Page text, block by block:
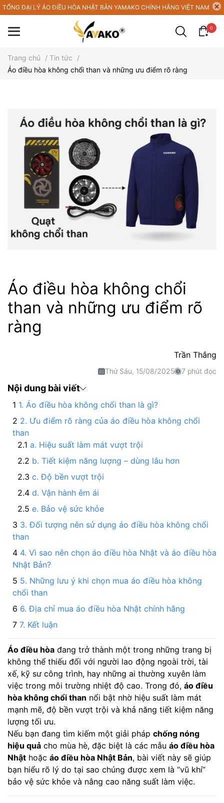
TỔNG ĐẠI LÝ ÁO ĐIỀU HÒA NHẬT BẢN YAMAKO CHÍNH HÃNG VIỆT NAM
0
Trang chủ / Tin tức
/
Áo điều hòa không chổi than và những ưu điểm rõ ràng
Áo điều hòa không chổi
than và những ưu điểm rõ
ràng
Trần Thắng
Thứ Sáu, 15/08/2025 7 phút đọc
Nội dung bài viết
1. Áo điều hòa không chổi than là gì?
2. Ưu điểm rõ ràng của áo điều hòa không chổi
than
a. Hiệu suất làm mát vượt trội
b. Tiết kiệm năng lượng – dùng lâu hơn
c. Độ bền vượt trội
d. Vận hành êm ái
e. Bảo vệ sức khỏe
3. Đối tượng nên sử dụng áo điều hòa không chổi
than
4. Vì sao nên chọn áo điều hòa Nhật và áo điều hòa
Nhật Bản?
5. Những lưu ý khi chọn mua áo điều hòa không
chổi than
6. Địa chỉ mua áo điều hòa Nhật chính hãng
7. Kết luận
Áo điều hòa đang trở thành một trong những trang bị
không thể thiếu đối với người lao động ngoài trời, tài
xế, kỹ sư công trình, hay những ai thường xuyên làm
việc trong môi trường nhiệt độ cao. Trong đó, áo điều
hòa không chổi than nổi bật nhờ hiệu suất làm mát
mạnh mẽ, độ bền vượt trội và khả năng tiết kiệm năng
lượng tối ưu.
Nếu bạn đang tìm kiếm một giải pháp chống nóng
hiệu quả cho mùa hè, đặc biệt là các mẫu áo điều hòa
Nhật hoặc áo điều hòa Nhật Bản, bài viết này sẽ giúp
bạn hiểu rõ lý do tại sao chúng được xem là “vũ khí”
bảo vệ sức khỏe và nâng cao năng suất làm việc.